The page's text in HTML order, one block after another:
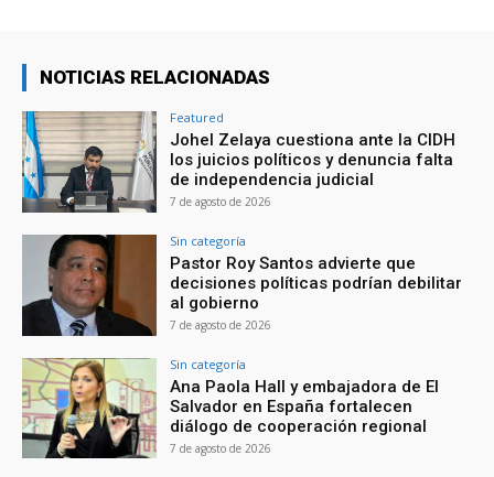
NOTICIAS RELACIONADAS
Featured
Johel Zelaya cuestiona ante la CIDH
los juicios políticos y denuncia falta
de independencia judicial
7 de agosto de 2026
Sin categoría
Pastor Roy Santos advierte que
decisiones políticas podrían debilitar
al gobierno
7 de agosto de 2026
Sin categoría
Ana Paola Hall y embajadora de El
Salvador en España fortalecen
diálogo de cooperación regional
7 de agosto de 2026